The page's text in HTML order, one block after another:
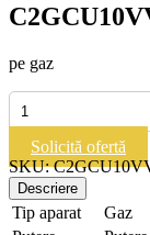
pe gaz
Cantitate
C2GCU10VV
Aragaz
Solicită ofertă
SKU:
Descriere
Tip aparat
Gaz